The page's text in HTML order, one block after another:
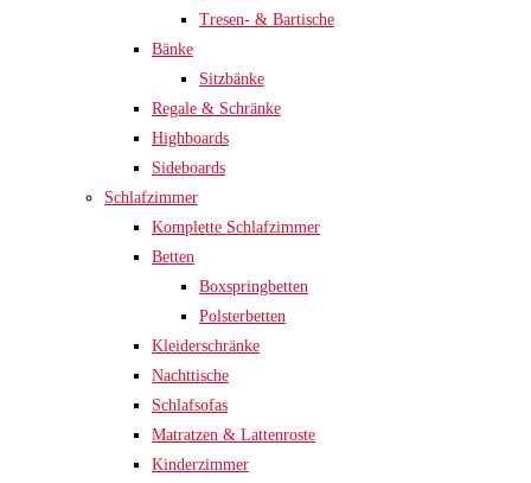
Tresen- & Bartische
Bänke
Sitzbänke
Regale & Schränke
Highboards
Sideboards
Schlafzimmer
Komplette Schlafzimmer
Betten
Boxspringbetten
Polsterbetten
Kleiderschränke
Nachttische
Schlafsofas
Matratzen & Lattenroste
Kinderzimmer